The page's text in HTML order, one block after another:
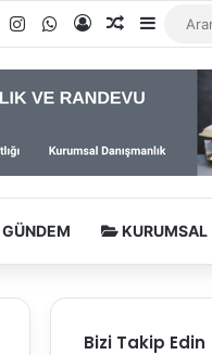
YouTubeInstagramWhatsApp
Kayıt OlRastgele
GÜNDEM KURUMSAL
Bizi Takip Edin